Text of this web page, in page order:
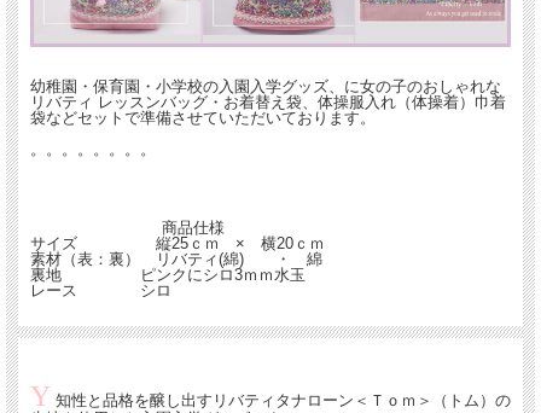
幼稚園・保育園・小学校の入園入学グッズ、に女の子のおしゃれな
リバティ レッスンバッグ・お着替え袋、体操服入れ（体操着）巾着
袋などセットで準備させていただいております。
。。。。。。。。
商品仕様
サイズ
縦25ｃｍ × 横20ｃｍ
素材（表：裏）
リバティ(綿) ・ 綿
裏地
ピンクにシロ3ｍｍ水玉
レース
シロ
Y 知性と品格を醸し出すリバティタナローン＜Ｔｏｍ＞（トム）の